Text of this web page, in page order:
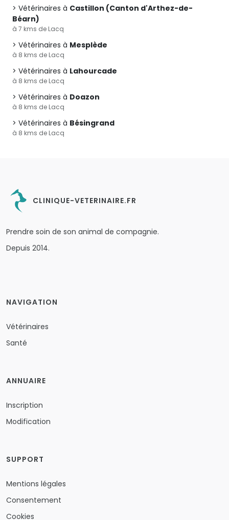
Vétérinaires à Castillon (Canton d'Arthez-de-
Béarn)
à 7 kms de Lacq
Vétérinaires à Mesplède
à 8 kms de Lacq
Vétérinaires à Lahourcade
à 8 kms de Lacq
Vétérinaires à Doazon
à 8 kms de Lacq
Vétérinaires à Bésingrand
à 8 kms de Lacq
CLINIQUE-VETERINAIRE.FR
Prendre soin de son animal de compagnie.
Depuis 2014.
NAVIGATION
Vétérinaires
Santé
ANNUAIRE
Inscription
Modification
SUPPORT
Mentions légales
Consentement
Cookies